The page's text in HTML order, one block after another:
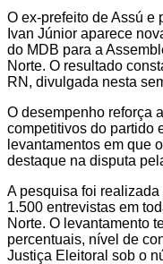
O ex-prefeito de Assú e
Ivan Júnior aparece
do MDB para a
Norte. O resultado
RN, divulgada nesta
O desempenho reforça
competitivos do partido
levantamentos em que
destaque na disputa
A pesquisa foi
1.500 entrevistas em
Norte. O levantamento
percentuais, nível de
Justiça Eleitoral sob o